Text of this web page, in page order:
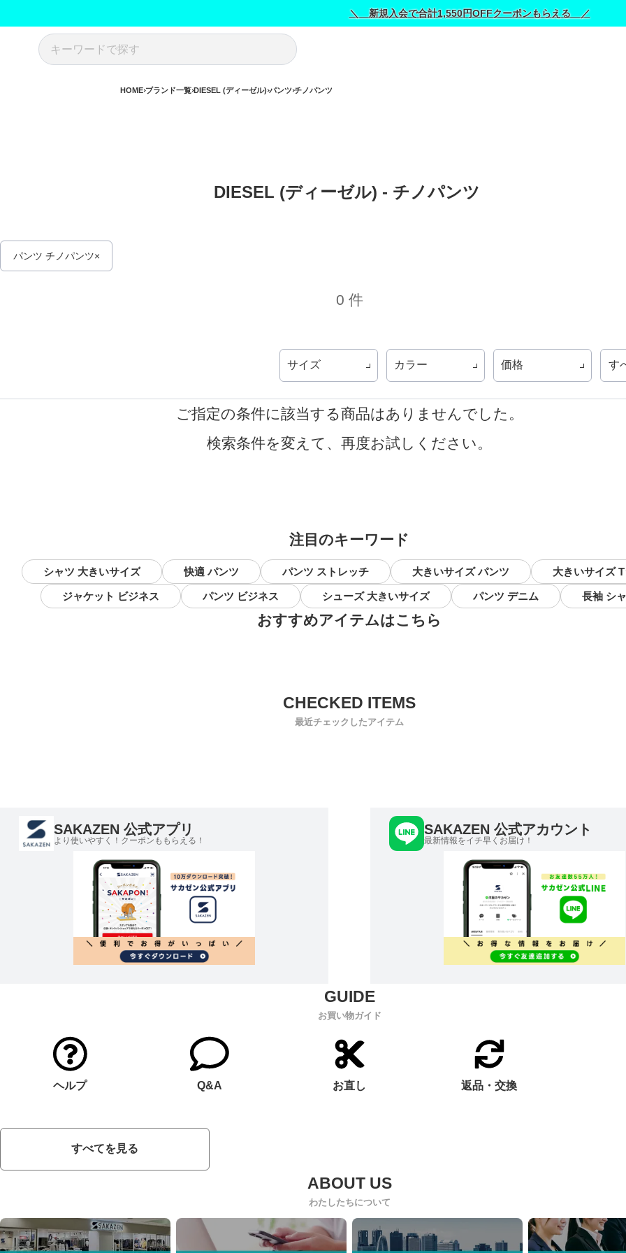
＼ 新規入会で合計1,550円OFFクーポンもらえる ／
HOME ブランド一覧 DIESEL (ディーゼル) パンツ チノパンツ
DIESEL (ディーゼル) - チノパンツ
パンツ チノパンツ
0 件
サイズ カラー 価格 す
ご指定の条件に該当する商品はありませんでした。
検索条件を変えて、再度お試しください。
注目のキーワード
シャツ 大きいサイズ 快適 パンツ パンツ ストレッチ 大きいサイズ パンツ 大きいサイズ
ジャケット ビジネス パンツ ビジネス シューズ 大きいサイズ パンツ デニム 長袖 シ
おすすめアイテムはこちら
最近チェックしたアイテム
SAKAZEN 公式アプリ
より使いやすく！クーポンももらえる！
SAKAZEN 公式アカウント
最新情報をイチ早くお届け！
お買い物ガイド
ヘルプ Q&A お直し 返品・交換
すべてを見る
わたしたちについて